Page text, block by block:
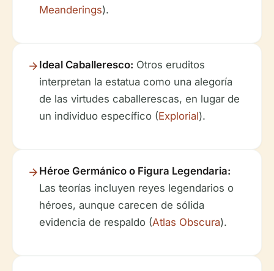
Meanderings).
Ideal Caballeresco: Otros eruditos
interpretan la estatua como una alegoría
de las virtudes caballerescas, en lugar de
un individuo específico (Explorial).
Héroe Germánico o Figura Legendaria:
Las teorías incluyen reyes legendarios o
héroes, aunque carecen de sólida
evidencia de respaldo (Atlas Obscura).